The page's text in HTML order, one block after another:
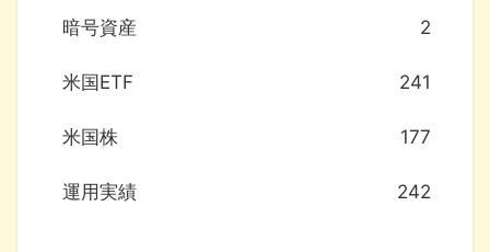
暗号資産 2
米国ETF 241
米国株 177
運用実績 242